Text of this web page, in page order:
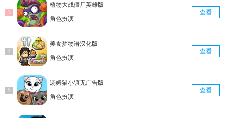
植物大战僵尸英雄版
角色扮演
查看
美食梦物语汉化版
角色扮演
查看
汤姆猫小镇无广告版
角色扮演
查看